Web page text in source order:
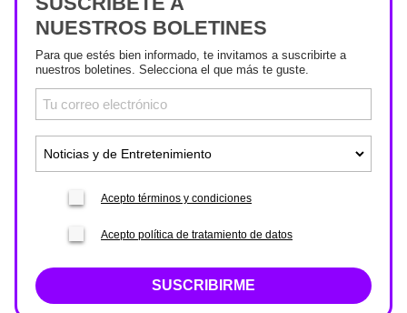
NUESTROS BOLETINES
Para que estés bien informado, te invitamos a suscribirte a
nuestros boletines. Selecciona el que más te guste.
Acepto términos y condiciones
Acepto política de tratamiento de datos
SUSCRIBIRME